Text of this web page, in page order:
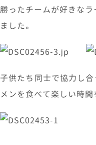
勝ったチームが好きな
ました。
子供たち同士で協力し
メンを食べて楽しい時間